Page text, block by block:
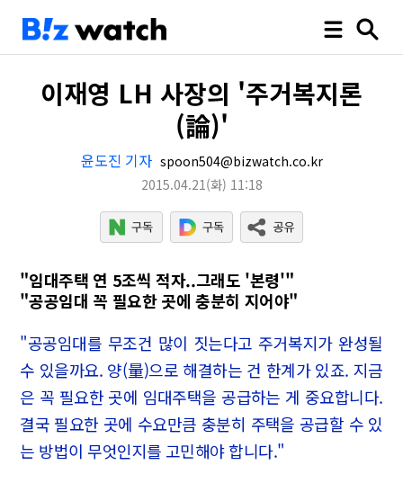
이재영 LH 사장의 '주거복지론
(論)'
윤도진 기자 spoon504@bizwatch.co.kr
2015.04.21(화) 11:18
"임대주택 연 5조씩 적자..그래도 '본령'"
"공공임대 꼭 필요한 곳에 충분히 지어야"
"공공임대를 무조건 많이 짓는다고 주거복지가 완성될
수 있을까요. 양(量)으로 해결하는 건 한계가 있죠. 지금
은 꼭 필요한 곳에 임대주택을 공급하는 게 중요합니다.
결국 필요한 곳에 수요만큼 충분히 주택을 공급할 수 있
는 방법이 무엇인지를 고민해야 합니다."